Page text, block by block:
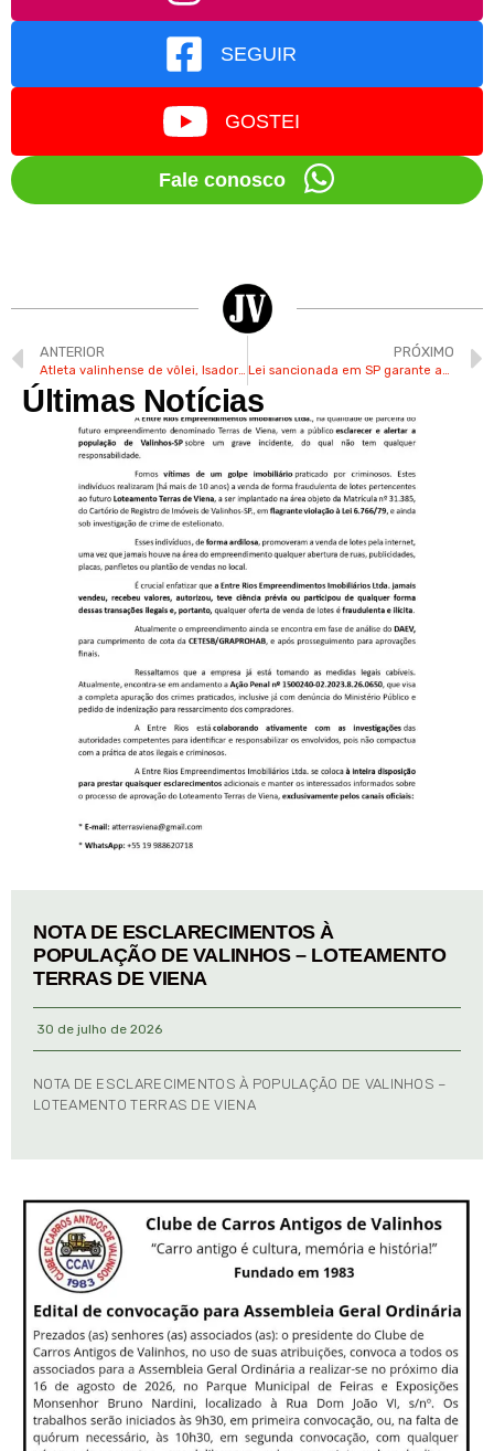
SEGUIR
GOSTEI
Fale conosco
ANTERIOR
Atleta valinhense de vôlei, Isadora atua há mais de 1 ano em time da Itália
PRÓXIMO
Últimas Notícias
NOTA DE ESCLARECIMENTOS À
POPULAÇÃO DE VALINHOS – LOTEAMENTO
TERRAS DE VIENA
30 de julho de 2026
NOTA DE ESCLARECIMENTOS À POPULAÇÃO DE VALINHOS –
LOTEAMENTO TERRAS DE VIENA